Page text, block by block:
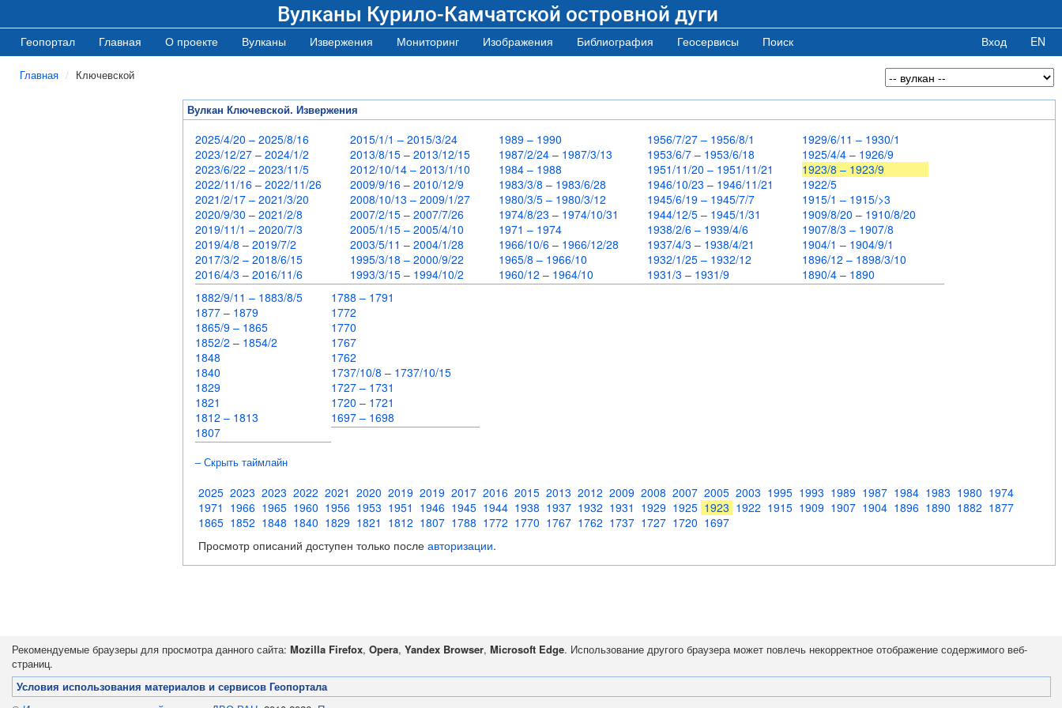
Вулканы Курило-Камчатской островной дуги
Геопортал Главная О проекте Вулканы Извержения Мониторинг Изображения Библиография Геосервисы Поиск Вход EN
Главная Ключевской
Вулкан Ключевской. Извержения
2025/4/20 – 2025/8/16
2023/12/27 – 2024/1/2
2023/6/22 – 2023/11/5
2022/11/16 – 2022/11/26
2021/2/17 – 2021/3/20
2020/9/30 – 2021/2/8
2019/11/1 – 2020/7/3
2019/4/8 – 2019/7/2
2017/3/2 – 2018/6/15
2016/4/3 – 2016/11/6
2015/1/1 – 2015/3/24
2013/8/15 – 2013/12/15
2012/10/14 – 2013/1/10
2009/9/16 – 2010/12/9
2008/10/13 – 2009/1/27
2007/2/15 – 2007/7/26
2005/1/15 – 2005/4/10
2003/5/11 – 2004/1/28
1995/3/18 – 2000/9/22
1993/3/15 – 1994/10/2
1989 – 1990
1987/2/24 – 1987/3/13
1984 – 1988
1983/3/8 – 1983/6/28
1980/3/5 – 1980/3/12
1974/8/23 – 1974/10/31
1971 – 1974
1966/10/6 – 1966/12/28
1965/8 – 1966/10
1960/12 – 1964/10
1956/7/27 – 1956/8/1
1953/6/7 – 1953/6/18
1951/11/20 – 1951/11/21
1946/10/23 – 1946/11/21
1945/6/19 – 1945/7/7
1944/12/5 – 1945/1/31
1938/2/6 – 1939/4/6
1937/4/3 – 1938/4/21
1932/1/25 – 1932/12
1931/3 – 1931/9
1929/6/11 – 1930/1
1925/4/4 – 1926/9
1923/8 – 1923/9
1922/5
1915/1 – 1915/>3
1909/8/20 – 1910/8/20
1907/8/3 – 1907/8
1904/1 – 1904/9/1
1896/12 – 1898/3/10
1890/4 – 1890
1882/9/11 – 1883/8/5
1877 – 1879
1865/9 – 1865
1852/2 – 1854/2
1848
1840
1829
1821
1812 – 1813
1807
1788 – 1791
1772
1770
1767
1762
1737/10/8 – 1737/10/15
1727 – 1731
1720 – 1721
1697 – 1698
– Скрыть таймлайн
2025 2023 2023 2022 2021 2020 2019 2019 2017 2016 2015 2013 2012 2009 2008 2007 2005 2003 1995 1993 1989 1987 1984 1983 1980 1974
1971 1966 1965 1960 1956 1953 1951 1946 1945 1944 1938 1937 1932 1931 1929 1925 1923 1922 1915 1909 1907 1904 1896 1890 1882 1877
1865 1852 1848 1840 1829 1821 1812 1807 1788 1772 1770 1767 1762 1737 1727 1720 1697
Просмотр описаний доступен только после авторизации.
Рекомендуемые браузеры для просмотра данного сайта: Mozilla Firefox, Opera, Yandex Browser, Microsoft Edge. Использование другого браузера может повлечь некорректное отображение содержимого веб-
страниц.
Условия использования материалов и сервисов Геопортала